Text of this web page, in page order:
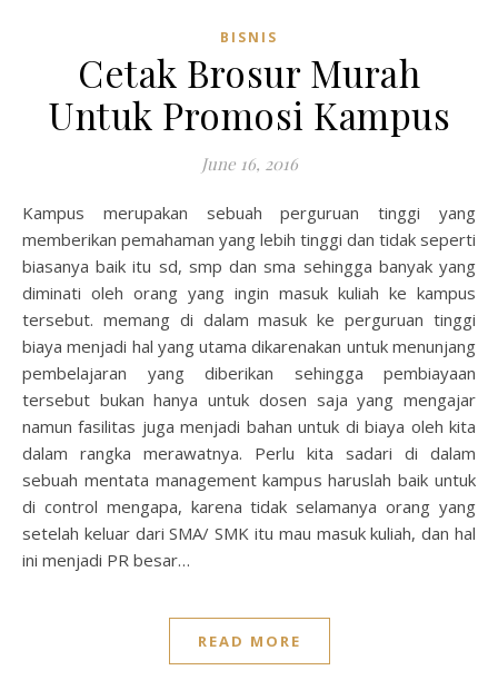
BISNIS
Cetak Brosur Murah
Untuk Promosi Kampus
June 16, 2016
Kampus merupakan sebuah perguruan tinggi yang
memberikan pemahaman yang lebih tinggi dan tidak seperti
biasanya baik itu sd, smp dan sma sehingga banyak yang
diminati oleh orang yang ingin masuk kuliah ke kampus
tersebut. memang di dalam masuk ke perguruan tinggi
biaya menjadi hal yang utama dikarenakan untuk menunjang
pembelajaran yang diberikan sehingga pembiayaan
tersebut bukan hanya untuk dosen saja yang mengajar
namun fasilitas juga menjadi bahan untuk di biaya oleh kita
dalam rangka merawatnya. Perlu kita sadari di dalam
sebuah mentata management kampus haruslah baik untuk
di control mengapa, karena tidak selamanya orang yang
setelah keluar dari SMA/ SMK itu mau masuk kuliah, dan hal
ini menjadi PR besar…
READ MORE